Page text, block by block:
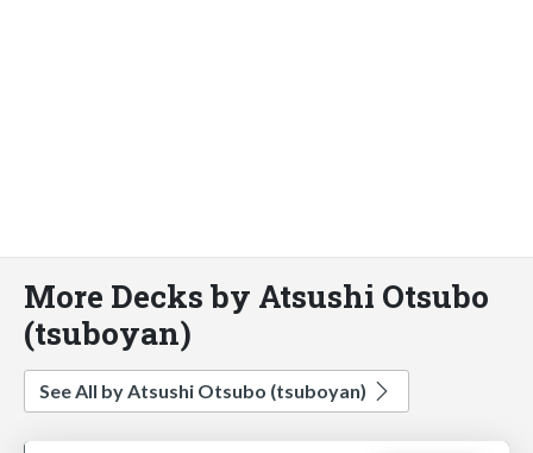
More Decks by Atsushi Otsubo
(tsuboyan)
See All by Atsushi Otsubo (tsuboyan)